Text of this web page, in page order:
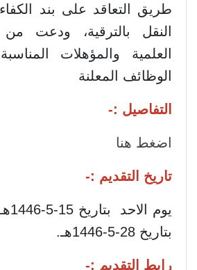
طريق التعاقد على بند
النقل بالترقية، ودعت
العلمية والمؤهلات
الوظائف المعلنة
التفاصيل :-
اضغط هنا
تاريخ التقديم :-
بتاريخ 28-5-1446هـ.
رابط التقديم :-